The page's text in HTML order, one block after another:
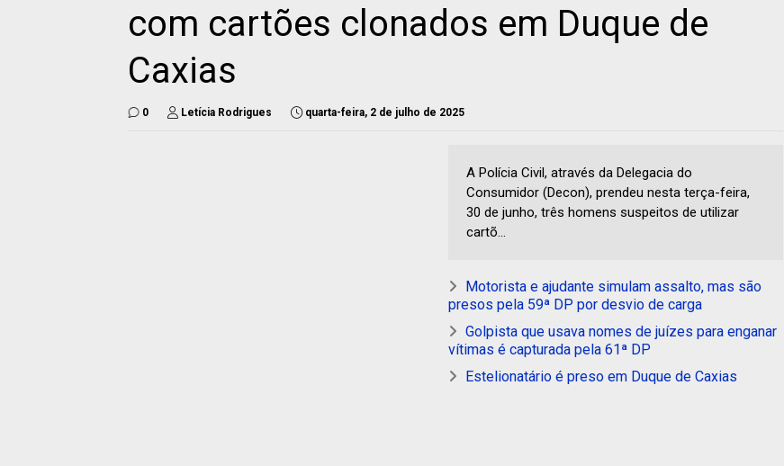
com cartões clonados em Duque de
Caxias
0 Letícia Rodrigues quarta-feira, 2 de julho de 2025
A Polícia Civil, através da Delegacia do
Consumidor (Decon), prendeu nesta terça-feira,
30 de junho, três homens suspeitos de utilizar
cartõ...
Motorista e ajudante simulam assalto, mas são
presos pela 59ª DP por desvio de carga
Golpista que usava nomes de juízes para enganar
vítimas é capturada pela 61ª DP
Estelionatário é preso em Duque de Caxias